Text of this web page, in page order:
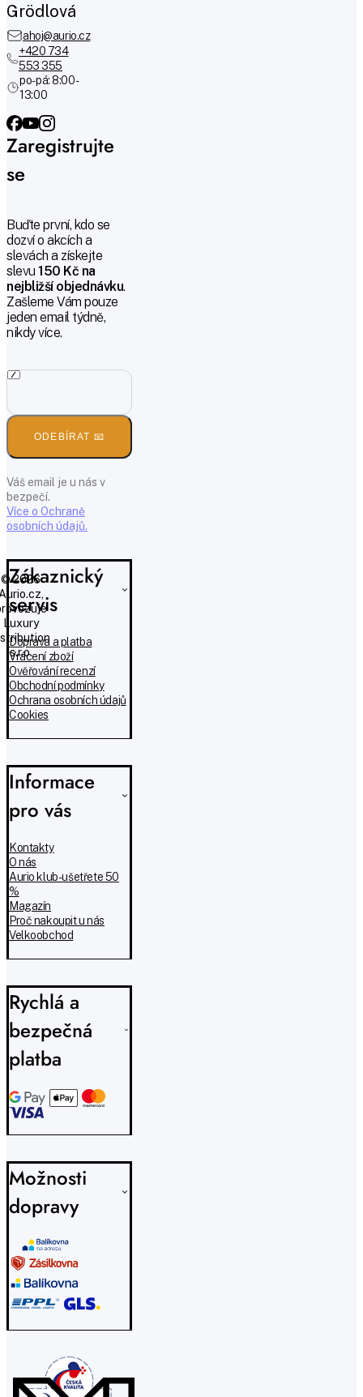
Grödlová
ahoj@aurio.cz
+420 734
553 355
po-pá: 8:00 -
13:00
Zákaznický
servis
Doprava a platba
Vrácení zboží
Ověřování recenzí
Obchodní podmínky
Ochrana osobních údajů
Cookies
Informace
pro vás
Kontakty
O nás
Aurio klub - ušetřete 50
%
Magazín
Proč nakoupit u nás
Velkoobchod
Zaregistrujte
se
Buďte první, kdo se
dozví o akcích a
slevách a získejte
slevu150 Kč na
nejbližší objednávku.
Zašleme Vám pouze
jeden email týdně,
nikdy více.
ODEBÍRAT 📧
Váš email je u nás v
bezpečí.
Více o Ochraně
osobních údajů.
Rychlá a
bezpečná
platba
Možnosti
dopravy
© 2026
Luxury
s.r.o.